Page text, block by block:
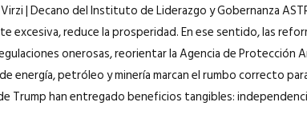
| Decano del Instituto de Liderazgo y Gobernanza
excesiva, reduce la prosperidad. En ese sentido, las
onerosas, reorientar la Agencia de Protección
energía, petróleo y minería marcan el rumbo correcto
Trump han entregado beneficios tangibles: